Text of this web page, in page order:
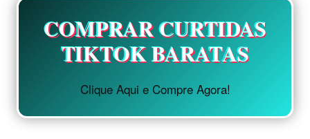
COMPRAR CURTIDAS
TIKTOK BARATAS
Clique Aqui e Compre Agora!